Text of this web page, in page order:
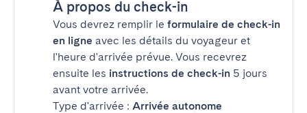
À propos du check-in
Vous devrez remplir le formulaire de check-in
en ligne avec les détails du voyageur et
l'heure d'arrivée prévue. Vous recevrez
ensuite les instructions de check-in 5 jours
avant votre arrivée.
Type d'arrivée : Arrivée autonome